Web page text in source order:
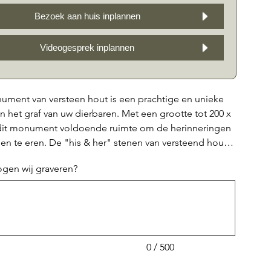
Bezoek aan huis inplannen
Videogesprek inplannen
van versteen hout is een prachtige en unieke
het graf van uw dierbaren. Met een grootte tot 200 x
monument voldoende ruimte om de herinneringen
te eren. De "his & her" stenen van versteend hout
waarop meerdere namen en afbeeldingen
wij graveren?
0 / 500